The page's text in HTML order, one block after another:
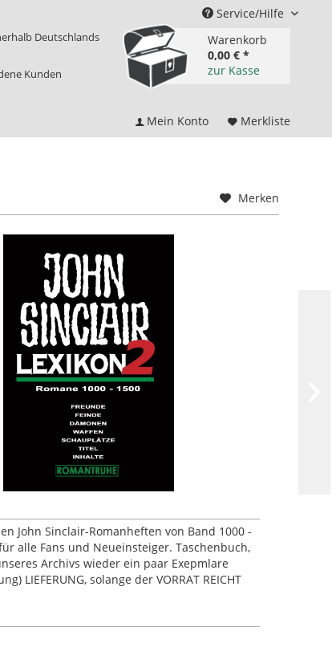
Service/Hilfe
Deutschlands
Kunden
Warenkorb
0,00 € *
zur Kasse
Mein Konto Merkliste
Merken
John Sinclair-Romanheften von Band 1000 -
alle Fans und Neueinsteiger. Taschenbuch,
Archivs wieder ein paar Exepmlare
LIEFERUNG, solange der VORRAT REICHT